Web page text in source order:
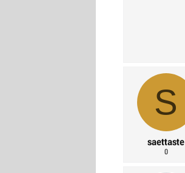
S
saettaste
0